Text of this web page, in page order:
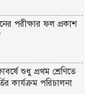
পরীক্ষার ফল প্রকাশ
শুধু প্রথম শ্রেণিতে
কার্যক্রম পরিচালনা